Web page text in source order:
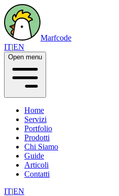
Marfcode
IT|EN
Open menu
Home
Servizi
Portfolio
Prodotti
Chi Siamo
Guide
Articoli
Contatti
IT|EN